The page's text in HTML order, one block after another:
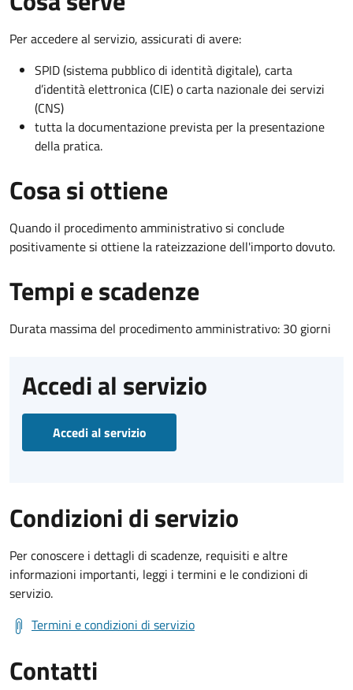
Per accedere al servizio, assicurati di avere:
SPID (sistema pubblico di identità digitale), carta
d’identità elettronica (CIE) o carta nazionale dei servizi
(CNS)
tutta la documentazione prevista per la presentazione
della pratica.
Cosa si ottiene
Quando il procedimento amministrativo si conclude
positivamente si ottiene la rateizzazione dell'importo dovuto.
Tempi e scadenze
Durata massima del procedimento amministrativo: 30 giorni
Accedi al servizio
Accedi al servizio
Condizioni di servizio
Per conoscere i dettagli di scadenze, requisiti e altre
informazioni importanti, leggi i termini e le condizioni di
servizio.
Termini e condizioni di servizio
Contatti